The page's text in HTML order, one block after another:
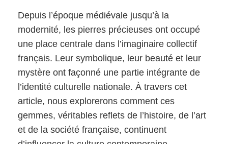
Depuis l’époque médiévale jusqu’à la
modernité, les pierres précieuses ont occupé
une place centrale dans l’imaginaire collectif
français. Leur symbolique, leur beauté et leur
mystère ont façonné une partie intégrante de
l’identité culturelle nationale. À travers cet
article, nous explorerons comment ces
gemmes, véritables reflets de l’histoire, de l’art
et de la société française, continuent